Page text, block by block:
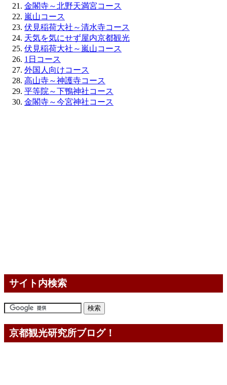
金閣寺～北野天満宮コース
嵐山コース
伏見稲荷大社～清水寺コース
天気を気にせず屋内京都観光
伏見稲荷大社～嵐山コース
1日コース
外国人向けコース
高山寺～神護寺コース
平等院～下鴨神社コース
金閣寺～今宮神社コース
サイト内検索
京都観光研究所ブログ！